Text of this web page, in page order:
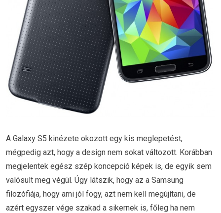
A Galaxy S5 kinézete okozott egy kis meglepetést,
mégpedig azt, hogy a design nem sokat változott. Korábban
megjelentek egész szép koncepció képek is, de egyik sem
valósult meg végül. Úgy látszik, hogy az a Samsung
filozófiája, hogy ami jól fogy, azt nem kell megújítani, de
azért egyszer vége szakad a sikernek is, főleg ha nem